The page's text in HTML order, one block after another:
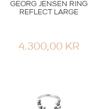
GEORG JENSEN RING
MOONLIGHT GRAPES
GEORG JENSEN RING
REFLECT LARGE
4.300,00 KR